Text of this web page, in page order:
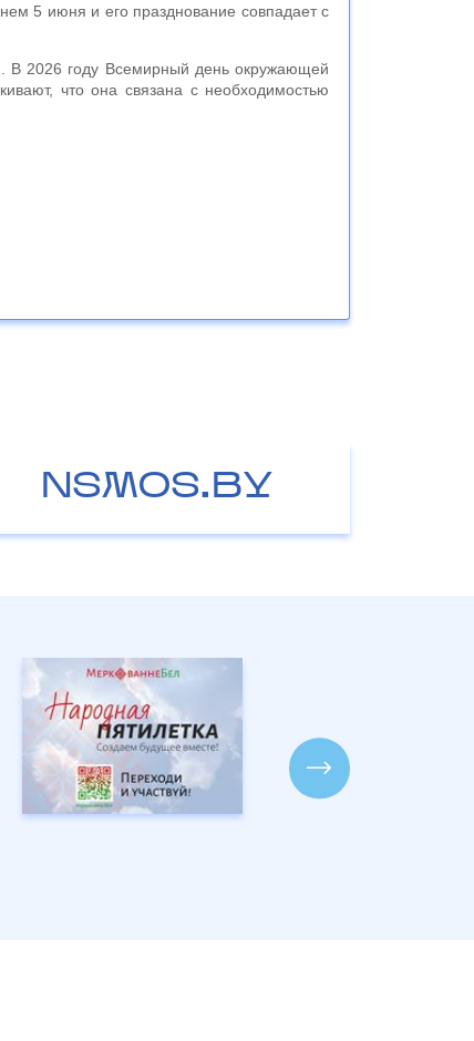
5 июня и его празднование совпадает с
В 2026 году Всемирный день окружающей
что она связана с необходимостью
NSMOS.BY